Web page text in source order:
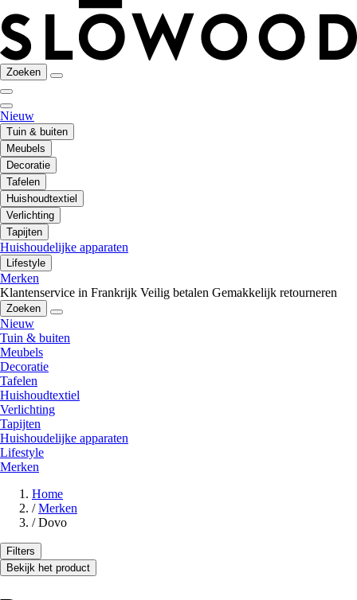
Zoeken
Nieuw
Tuin & buiten
Meubels
Decoratie
Tafelen
Huishoudtextiel
Verlichting
Tapijten
Huishoudelijke apparaten
Lifestyle
Merken
Klantenservice in Frankrijk Veilig betalen Gemakkelijk retourneren
Zoeken
Nieuw
Tuin & buiten
Meubels
Decoratie
Tafelen
Huishoudtextiel
Verlichting
Tapijten
Huishoudelijke apparaten
Lifestyle
Merken
Home
/ Merken
/ Dovo
Filters
Bekijk het product